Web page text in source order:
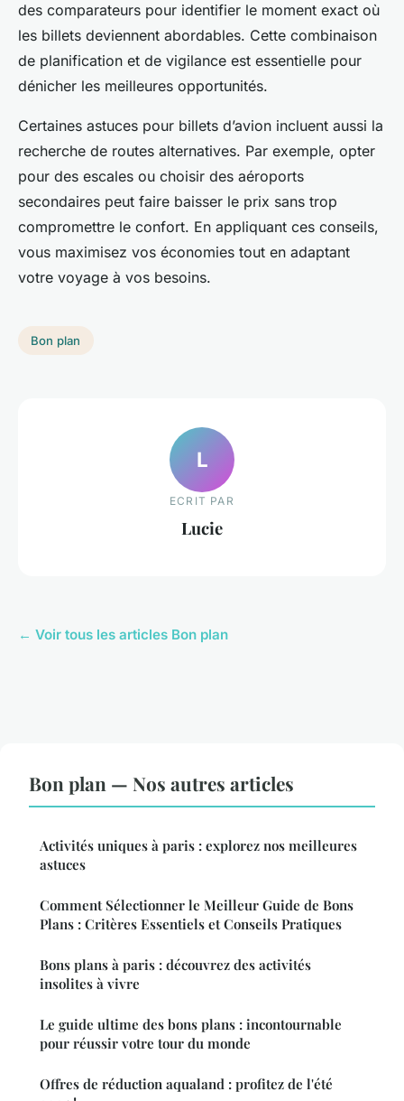
des comparateurs pour identifier le moment exact où
les billets deviennent abordables. Cette combinaison
de planification et de vigilance est essentielle pour
dénicher les meilleures opportunités.
Certaines astuces pour billets d’avion incluent aussi la
recherche de routes alternatives. Par exemple, opter
pour des escales ou choisir des aéroports
secondaires peut faire baisser le prix sans trop
compromettre le confort. En appliquant ces conseils,
vous maximisez vos économies tout en adaptant
votre voyage à vos besoins.
Bon plan
L
ECRIT PAR
Lucie
← Voir tous les articles Bon plan
Bon plan — Nos autres articles
Activités uniques à paris : explorez nos meilleures
astuces
Comment Sélectionner le Meilleur Guide de Bons
Plans : Critères Essentiels et Conseils Pratiques
Bons plans à paris : découvrez des activités
insolites à vivre
Le guide ultime des bons plans : incontournable
pour réussir votre tour du monde
Offres de réduction aqualand : profitez de l'été